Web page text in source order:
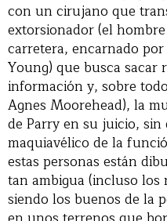
con un cirujano que
extorsionador (el
carretera, encarnado
Young) que busca sacar
información y, sobre
Agnes Moorehead), la
de Parry en su juicio,
maquiavélico de la
estas personas están
tan ambigua (incluso los
siendo los buenos de la